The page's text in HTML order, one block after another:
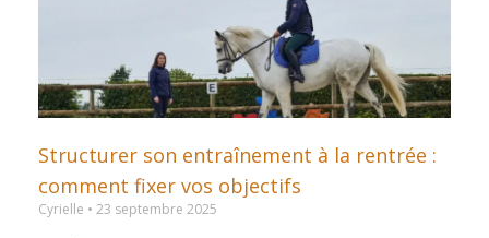
Structurer son entraînement à la rentrée :
comment fixer vos objectifs
Cyrielle 23 septembre 2025